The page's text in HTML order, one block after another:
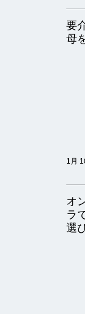
要
母
1月
オ
ラ
選